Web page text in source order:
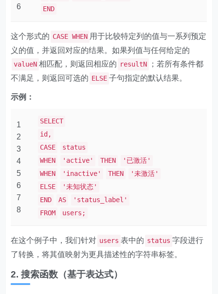
6
END
这个形式的 CASE WHEN 用于比较特定列的值与一系列预定
义的值，并返回对应的结果。如果列值与任何给定的
valueN 相匹配，则返回相应的 resultN
；若所有条件都
不满足，则返回可选的 ELSE 子句指定的默认结果。
示例：
1
2
3
4
5
6
7
8
SELECT
id,
CASE
status
WHEN
'active' THEN
'已激活'
WHEN
'inactive' THEN
'未激活'
ELSE
'未知状态'
END
AS
'status_label'
FROM
users;
在这个例子中，我们针对 users 表中的 status 字段进行
了转换，将其值映射为更具描述性的字符串标签。
2. 搜索函数（基于表达式）